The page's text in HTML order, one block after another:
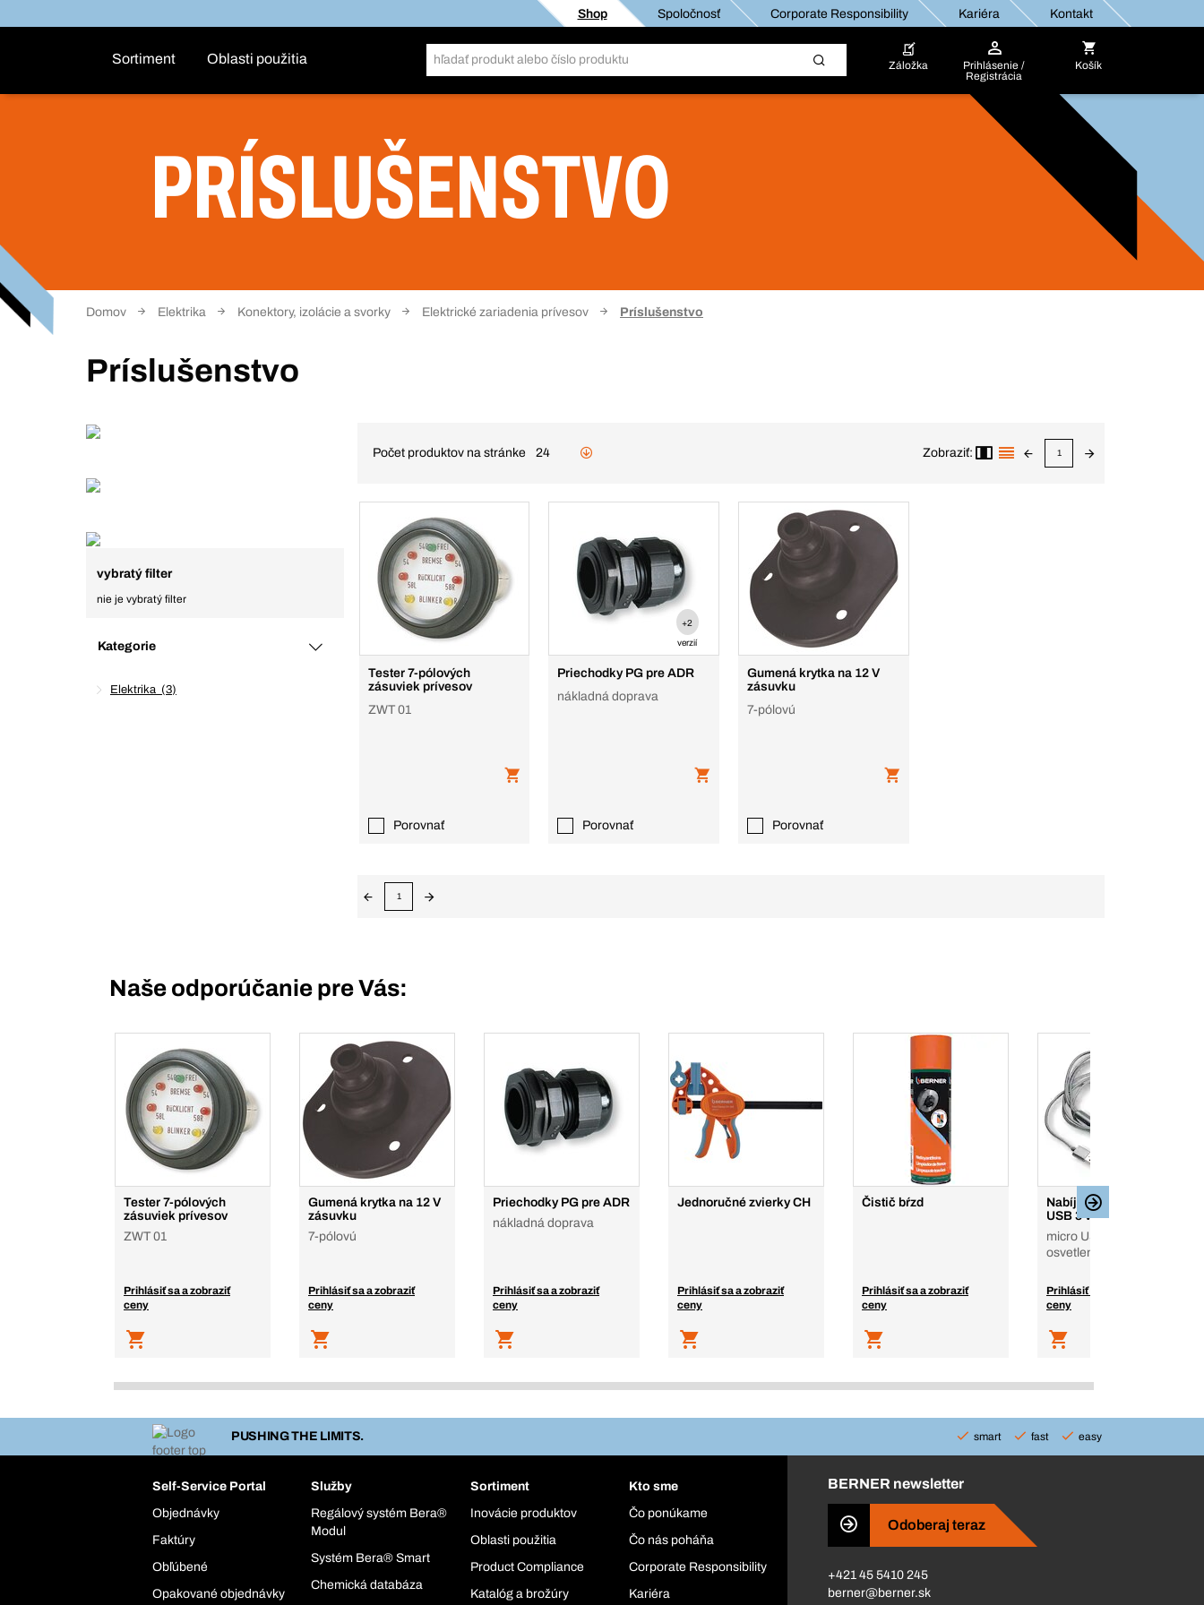
Shop Spoločnosť Corporate Responsibility Kariéra Kontakt
Sortiment Oblasti použitia Záložka
Prihlásenie /
Registrácia
Košík
PRÍSLUŠENSTVO
Domov Elektrika Konektory, izolácie a svorky Elektrické zariadenia prívesov Príslušenstvo
Príslušenstvo
vybratý filter
nie je vybratý filter
Kategorie
Elektrika 3
Počet produktov na stránke 24 Zobraziť: 1
Tester 7-pólových
zásuviek prívesov
ZWT 01
Porovnať
+2
verzií
Priechodky PG pre ADR
nákladná doprava
Porovnať
Gumená krytka na 12 V
zásuvku
7-pólovú
Porovnať
1
Naše odporúčanie pre Vás:
Tester 7-pólových
zásuviek prívesov
ZWT 01
Prihlásiť sa a zobraziť
ceny
Gumená krytka na 12 V
zásuvku
7-pólovú
Prihlásiť sa a zobraziť
ceny
Priechodky PG pre ADR
nákladná doprava
Prihlásiť sa a zobraziť
ceny
Jednoručné zvierky CH
Prihlásiť sa a zobraziť
ceny
Čistič bŕzd
Prihlásiť sa a zobraziť
ceny
Nabíjací multikábel
USB 3 v 1
micro USB, typ C,
osvetlenie
Prihlásiť sa a zobraziť
ceny
PUSHING THE LIMITS. smart fast easy
Self-Service Portal
Objednávky
Faktúry
Obľúbené
Opakované objednávky
Služby
Regálový systém Bera®
Modul
Systém Bera® Smart
Chemická databáza
Sortiment
Inovácie produktov
Oblasti použitia
Product Compliance
Katalóg a brožúry
Kto sme
Čo ponúkame
Čo nás poháňa
Corporate Responsibility
Kariéra
BERNER newsletter
Odoberaj teraz
+421 45 5410 245
berner@berner.sk